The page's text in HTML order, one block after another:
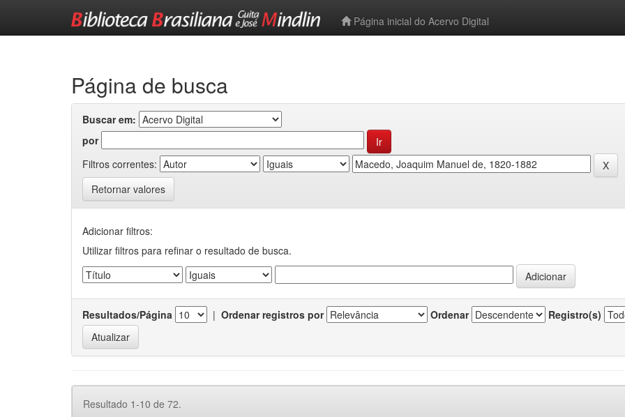
Página inicial do Acervo Digital
Página de busca
Buscar em:
por
Filtros correntes:
Retornar valores
Adicionar filtros:
Utilizar filtros para refinar o resultado de busca.
Resultados/Página | Ordenar registros por Ordenar Registro(s)
Resultado 1-10 de 72.